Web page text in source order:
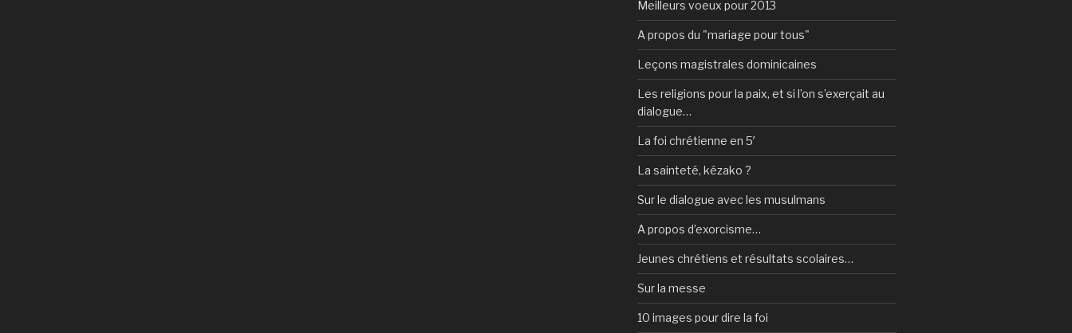
Meilleurs voeux pour 2013
A propos du "mariage pour tous"
Leçons magistrales dominicaines
Les religions pour la paix, et si l’on s’exerçait au
dialogue…
La foi chrétienne en 5′
La sainteté, kézako ?
Sur le dialogue avec les musulmans
A propos d’exorcisme…
Jeunes chrétiens et résultats scolaires…
Sur la messe
10 images pour dire la foi